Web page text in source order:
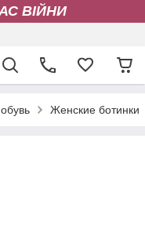
ВІЙНИ
Женские ботинки